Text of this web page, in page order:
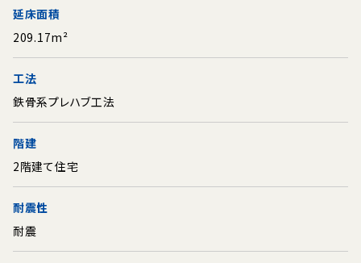
延床面積
209.17m²
工法
鉄骨系プレハブ工法
階建
2階建て住宅
耐震性
耐震